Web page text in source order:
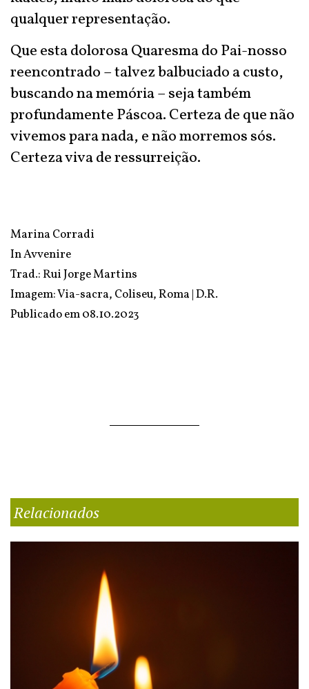
qualquer representação.
Que esta dolorosa Quaresma do Pai-nosso
reencontrado – talvez balbuciado a custo,
buscando na memória – seja também
profundamente Páscoa. Certeza de que não
vivemos para nada, e não morremos sós.
Certeza viva de ressurreição.
Marina Corradi
InAvvenire
Trad.: Rui Jorge Martins
Imagem: Via-sacra, Coliseu, Roma | D.R.
Publicado em08.10.2023
Relacionados